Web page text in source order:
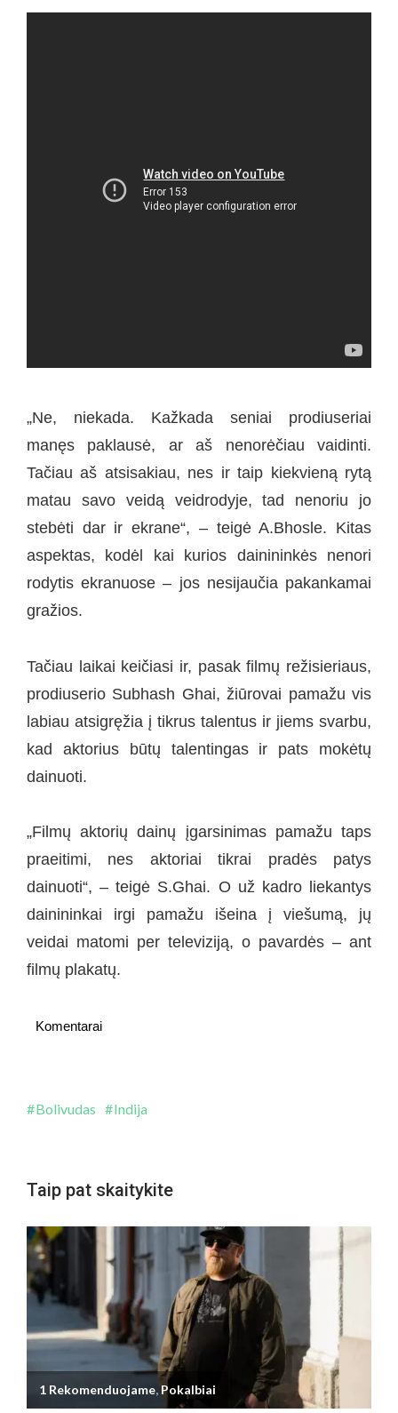
„Ne, niekada. Kažkada seniai prodiuseriai
manęs paklausė, ar aš nenorėčiau vaidinti.
Tačiau aš atsisakiau, nes ir taip kiekvieną rytą
matau savo veidą veidrodyje, tad nenoriu jo
stebėti dar ir ekrane“, – teigė A.Bhosle. Kitas
aspektas, kodėl kai kurios dainininkės nenori
rodytis ekranuose – jos nesijaučia pakankamai
gražios.
Tačiau laikai keičiasi ir, pasak filmų režisieriaus,
prodiuserio Subhash Ghai, žiūrovai pamažu vis
labiau atsigręžia į tikrus talentus ir jiems svarbu,
kad aktorius būtų talentingas ir pats mokėtų
dainuoti.
„Filmų aktorių dainų įgarsinimas pamažu taps
praeitimi, nes aktoriai tikrai pradės patys
dainuoti“, – teigė S.Ghai. O už kadro liekantys
dainininkai irgi pamažu išeina į viešumą, jų
veidai matomi per televiziją, o pavardės – ant
filmų plakatų.
Komentarai
Bolivudas Indija
Taip pat skaitykite